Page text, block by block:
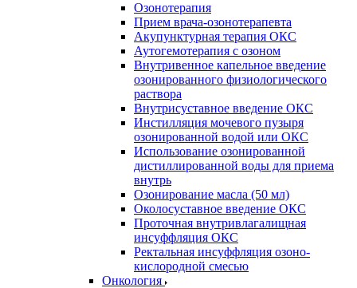
Озонотерапия
Прием врача-озонотерапевта
Акупунктурная терапия ОКС
Аутогемотерапия с озоном
Внутривенное капельное введение
озонированного физиологического
раствора
Внутрисуставное введение ОКС
Инстилляция мочевого пузыря
озонированной водой или ОКС
Использование озонированной
дистиллированной воды для приема
внутрь
Озонирование масла (50 мл)
Околосуставное введение ОКС
Проточная внутривлагалищная
инсуффляция ОКС
Ректальная инсуффляция озоно-
кислородной смесью
Онкология